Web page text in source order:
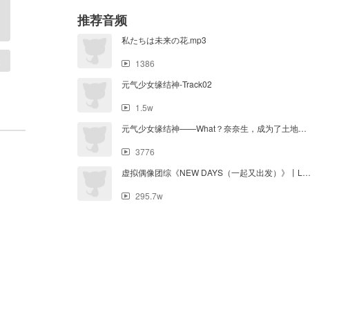
推荐音频
私たちは未来の花.mp3
1386
元气少女缘结神-Track02
1.5w
元气少女缘结神——What？奈奈生，成为了土地神！上学，依旧？！(1)
3776
虚拟偶像团综《NEW DAYS（一起又出发）》丨LASER&MANTA单曲：《重启》
295.7w